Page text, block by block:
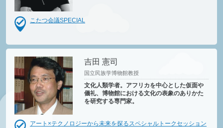
こたつ会議SPECIAL
吉田 憲司
国立民族学博物館教授
文化人類学者。アフリカを中心とした仮面や
儀礼、博物館における文化の表象のありかた
を研究する専門家。
アート×テクノロジーから未来を探るスペシャルトークセッション